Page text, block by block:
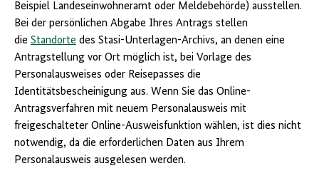
Beispiel Landeseinwohneramt oder Meldebehörde) ausstellen.
Bei der persönlichen Abgabe Ihres Antrags stellen
die Standorte des Stasi-Unterlagen-Archivs, an denen eine
Antragstellung vor Ort möglich ist, bei Vorlage des
Personalausweises oder Reisepasses die
Identitätsbescheinigung aus. Wenn Sie das Online-
Antragsverfahren mit neuem Personalausweis mit
freigeschalteter Online-Ausweisfunktion wählen, ist dies nicht
notwendig, da die erforderlichen Daten aus Ihrem
Personalausweis ausgelesen werden.